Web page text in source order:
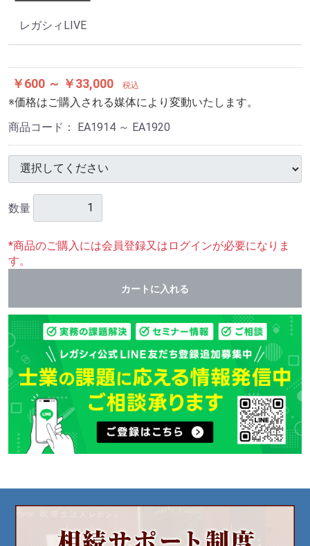
レガシィLIVE
￥600 ～ ￥33,000 税込
※価格はご購入される媒体により変動いたします。
商品コード： EA1914 ～ EA1920
数量
*商品のご購入には会員登録又はログインが必要になりま
す。
カートに入れる